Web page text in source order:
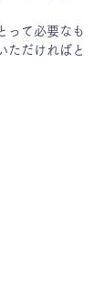
って必要なも
ただければと